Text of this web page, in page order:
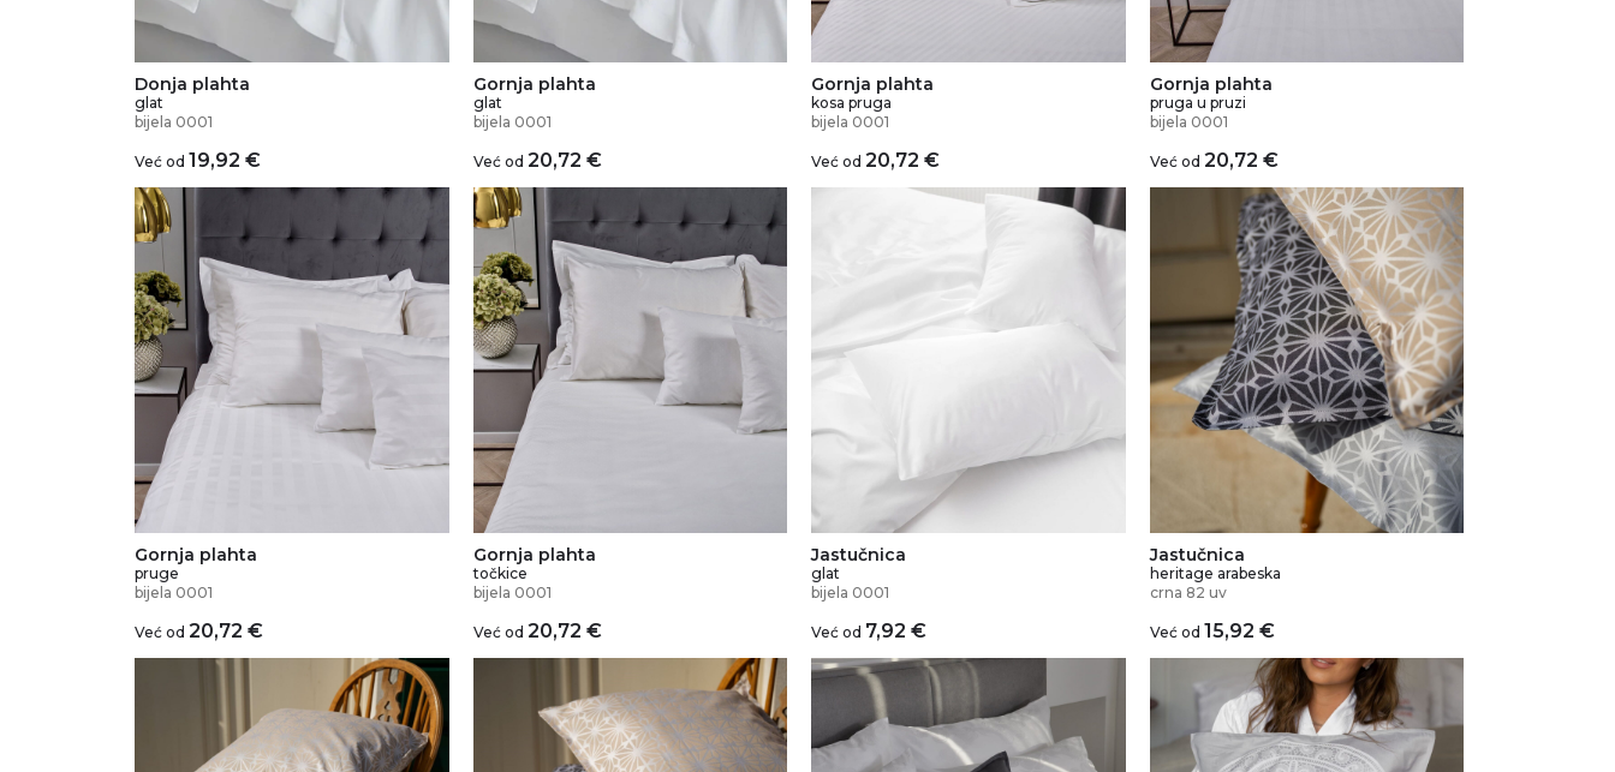
Donja plahta
glat
bijela 0001
Već od 19,92 €
Gornja plahta
glat
bijela 0001
Već od 20,72 €
Gornja plahta
kosa pruga
bijela 0001
Već od 20,72€
Gornja plahta
pruga u pruzi
bijela 0001
Već od 20,72 €
Gornja plahta
pruge
bijela 0001
Već od 20,72 €
Gornja plahta
točkice
bijela 0001
Već od 20,72 €
Jastučnica
glat
bijela 0001
Već od 7,92€
Jastučnica
heritage arabeska
crna 82 uv
Već od 15,92 €